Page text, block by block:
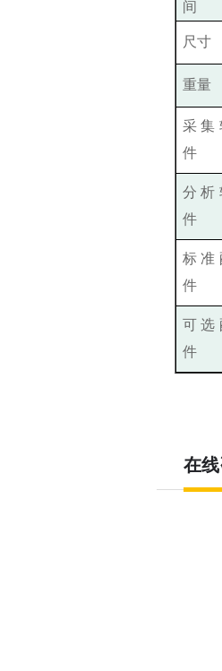
间
尺寸
重量
采集
件
分析
件
标准
件
可选
件
在